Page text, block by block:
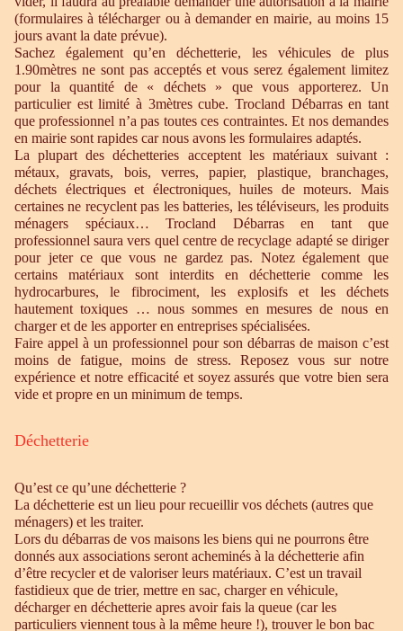
(formulaires à télécharger ou à demander en mairie, au moins 15
jours avant la date prévue).
Sachez également qu’en déchetterie, les véhicules de plus
1.90mètres ne sont pas acceptés et vous serez également limitez
pour la quantité de « déchets » que vous apporterez. Un
particulier est limité à 3mètres cube. Trocland Débarras en tant
que professionnel n’a pas toutes ces contraintes. Et nos demandes
en mairie sont rapides car nous avons les formulaires adaptés.
La plupart des déchetteries acceptent les matériaux suivant :
métaux, gravats, bois, verres, papier, plastique, branchages,
déchets électriques et électroniques, huiles de moteurs. Mais
certaines ne recyclent pas les batteries, les téléviseurs, les produits
ménagers spéciaux… Trocland Débarras en tant que
professionnel saura vers quel centre de recyclage adapté se diriger
pour jeter ce que vous ne gardez pas. Notez également que
certains matériaux sont interdits en déchetterie comme les
hydrocarbures, le fibrociment, les explosifs et les déchets
hautement toxiques … nous sommes en mesures de nous en
charger et de les apporter en entreprises spécialisées.
Faire appel à un professionnel pour son débarras de maison c’est
moins de fatigue, moins de stress. Reposez vous sur notre
expérience et notre efficacité et soyez assurés que votre bien sera
vide et propre en un minimum de temps.
Déchetterie
Qu’est ce qu’une déchetterie ?
La déchetterie est un lieu pour recueillir vos déchets (autres que
ménagers) et les traiter.
Lors du débarras de vos maisons les biens qui ne pourrons être
donnés aux associations seront acheminés à la déchetterie afin
d’être recycler et de valoriser leurs matériaux. C’est un travail
fastidieux que de trier, mettre en sac, charger en véhicule,
décharger en déchetterie apres avoir fais la queue (car les
particuliers viennent tous à la même heure !), trouver le bon bac